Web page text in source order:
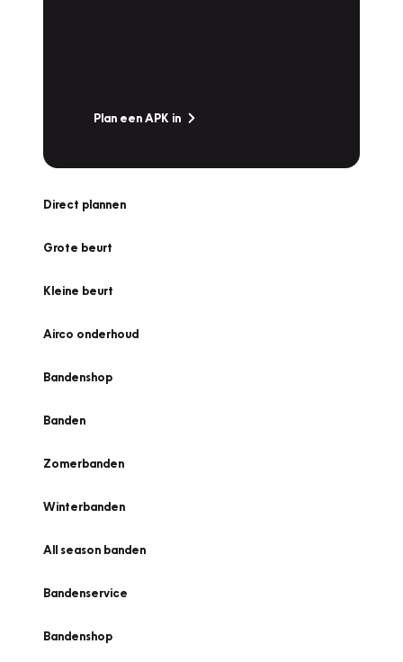
Plan een APK in
Direct plannen
Grote beurt
Kleine beurt
Airco onderhoud
Bandenshop
Banden
Zomerbanden
Winterbanden
All season banden
Bandenservice
Bandenshop